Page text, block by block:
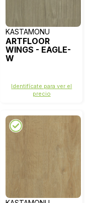
KASTAMONU
ARTFLOOR
WINGS - EAGLE-
W
Identifícate para ver el
precio